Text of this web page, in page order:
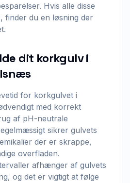
Hvis alle disse
finder du en løsning der
dit korkgulv i
for korkgulvet i
med korrekt
af pH-neutrale
sikrer gulvets
der er skrappe,
overfladen.
afhænger af gulvets
og det er vigtigt at følge